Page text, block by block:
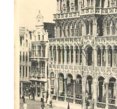
Veuillez
chargeons les
…